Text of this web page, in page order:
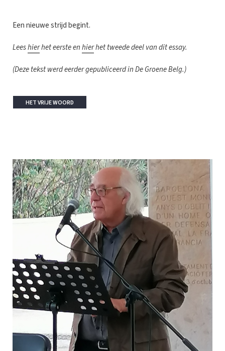
Een nieuwe strijd begint.
Leeshierhet eerste enhierhet tweede deel van dit essay.
(Deze tekst werd eerder gepubliceerd in De Groene Belg.)
HET VRIJE WOORD